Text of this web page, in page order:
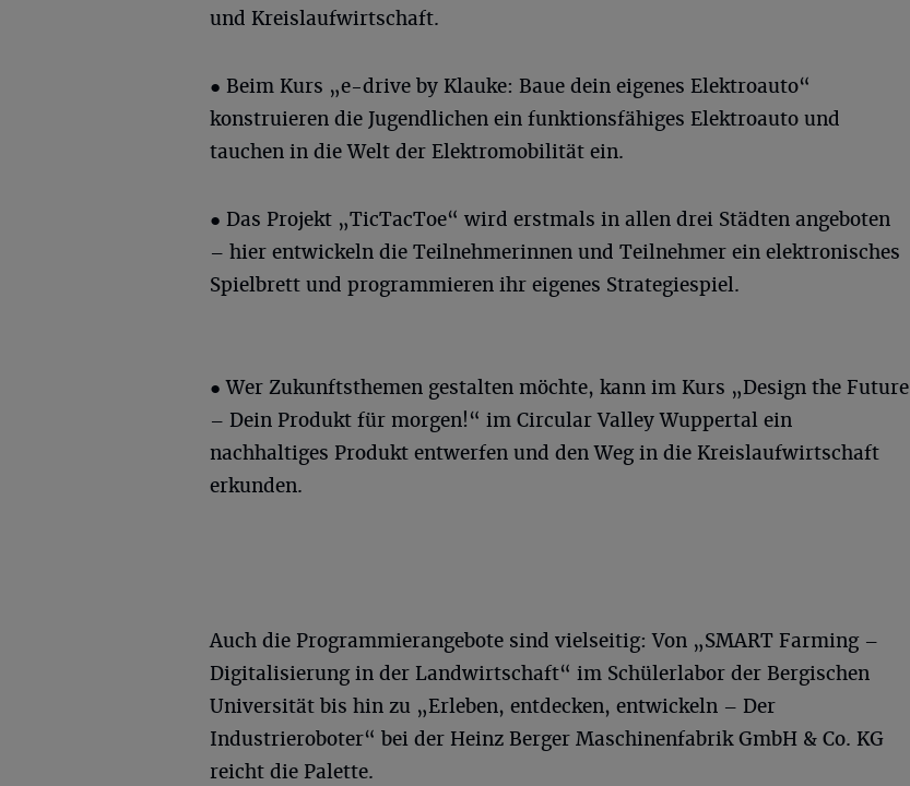
und Kreislaufwirtschaft.
● Beim Kurs „e-drive by Klauke: Baue dein eigenes Elektroauto“
konstruieren die Jugendlichen ein funktionsfähiges Elektroauto und
tauchen in die Welt der Elektromobilität ein.
● Das Projekt „TicTacToe“ wird erstmals in allen drei Städten angeboten
– hier entwickeln die Teilnehmerinnen und Teilnehmer ein elektronisches
Spielbrett und programmieren ihr eigenes Strategiespiel.
● Wer Zukunftsthemen gestalten möchte, kann im Kurs „Design the Future
– Dein Produkt für morgen!“ im Circular Valley Wuppertal ein
nachhaltiges Produkt entwerfen und den Weg in die Kreislaufwirtschaft
erkunden.
Auch die Programmierangebote sind vielseitig: Von „SMART Farming –
Digitalisierung in der Landwirtschaft“ im Schülerlabor der Bergischen
Universität bis hin zu „Erleben, entdecken, entwickeln – Der
Industrieroboter“ bei der Heinz Berger Maschinenfabrik GmbH & Co. KG
reicht die Palette.